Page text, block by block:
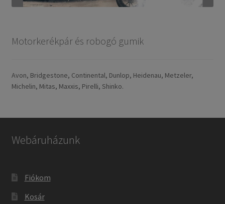
Motorkerékpár és robogó gumik
Avon, Bridgestone, Continental, Dunlop, Heidenau, Metzeler,
Michelin, Mitas, Maxxis, Pirelli, Shinko.
Webáruházunk
Fiókom
Kosár